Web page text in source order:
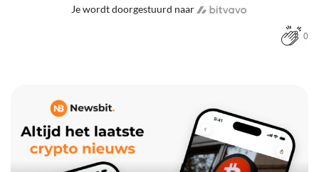
Je wordt doorgestuurd naar
0